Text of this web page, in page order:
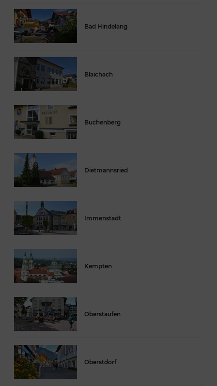
Bad Hindelang
Blaichach
Buchenberg
Dietmannsried
Immenstadt
Kempten
Oberstaufen
Oberstdorf